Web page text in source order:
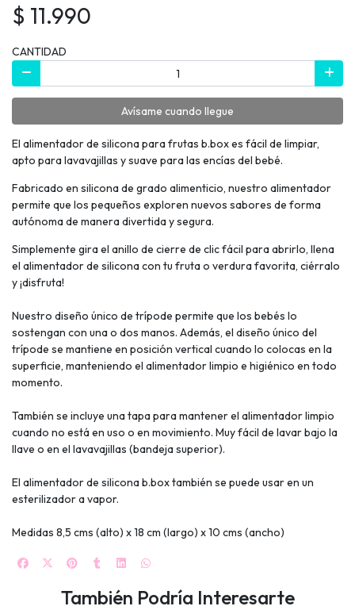
$ 11.990
CANTIDAD
Avísame cuando llegue
El alimentador de silicona para frutas b.box es fácil de limpiar,
apto para lavavajillas y suave para las encías del bebé.
Fabricado en silicona de grado alimenticio, nuestro alimentador
permite que los pequeños exploren nuevos sabores de forma
autónoma de manera divertida y segura.
Simplemente gira el anillo de cierre de clic fácil para abrirlo, llena
el alimentador de silicona con tu fruta o verdura favorita, ciérralo
y ¡disfruta!
Nuestro diseño único de trípode permite que los bebés lo
sostengan con una o dos manos. Además, el diseño único del
trípode se mantiene en posición vertical cuando lo colocas en la
superficie, manteniendo el alimentador limpio e higiénico en todo
momento.
También se incluye una tapa para mantener el alimentador limpio
cuando no está en uso o en movimiento. Muy fácil de lavar bajo la
llave o en el lavavajillas (bandeja superior).
El alimentador de silicona b.box también se puede usar en un
esterilizador a vapor.
Medidas 8,5 cms (alto) x 18 cm (largo) x 10 cms (ancho)
También Podría Interesarte